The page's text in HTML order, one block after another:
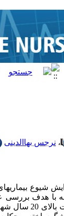
، نرجس بهاالدینی
شیوع
با هدف